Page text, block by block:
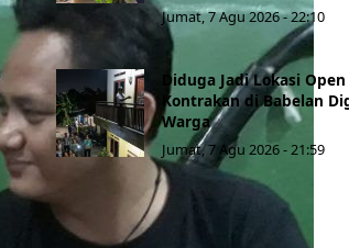
Jumat, 7 Agu 2026 - 22:10
Diduga Jadi Lokasi Open
Kontrakan di Babelan
Warga
Jumat, 7 Agu 2026 - 21:59